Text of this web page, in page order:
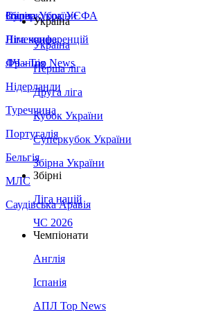
Збірна України
Італія
Німеччина
Франція
Нідерланди
Туреччина
Португалія
Бельгія
МЛС
Саудівська Аравія
Суперкубок УЄФА
Ліга конференцій
ЛЧ - Top News
Україна
Україна
Перша ліга
Друга ліга
Кубок України
Суперкубок України
Збірна України
Збірні
Ліга націй
ЧС 2026
Чемпіонати
Англія
Іспанія
АПЛ Top News